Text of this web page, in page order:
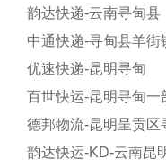
韵达快递-云南寻甸县
中通快递-寻甸县羊街
优速快递-昆明寻甸
百世快运-昆明寻甸一